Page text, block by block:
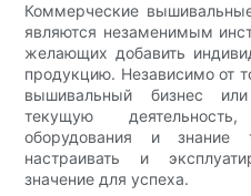
Коммерческие
являются незаменимым
желающих добавить
продукцию. Независимо от
вышивальный бизнес
текущую
оборудования и знание
настраивать и
значение для успеха.